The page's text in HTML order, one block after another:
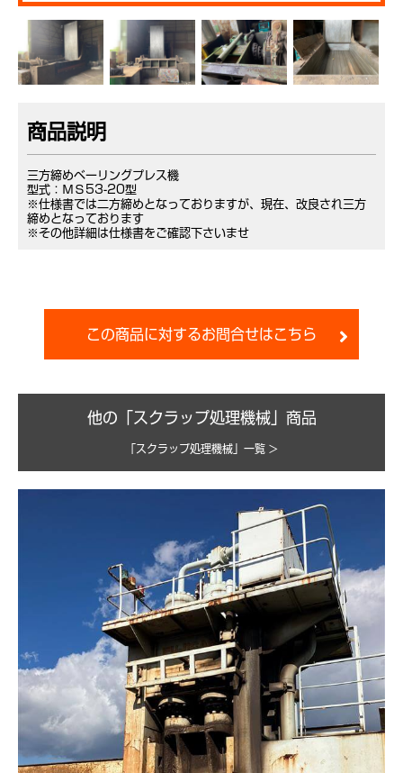
商品説明
三方締めベーリングプレス機
型式：ＭＳ53-20型
※仕様書では二方締めとなっておりますが、現在、改良され三方
締めとなっております
※その他詳細は仕様書をご確認下さいませ
この商品に対するお問合せはこちら
他の「スクラップ処理機械」商品
「スクラップ処理機械」一覧 >